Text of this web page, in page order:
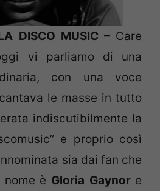
DISCO MUSIC – Care
vi parliamo di una
con una voce
le masse in tutto
indiscutibilmente la
e proprio così
sia dai fan che
è Gloria Gaynor e